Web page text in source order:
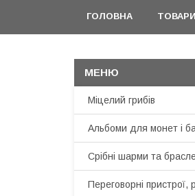
ГОЛОВНА
Міцелий грибів
Альбоми для монет і
Срібні шарми та
Переговорні пристрої,